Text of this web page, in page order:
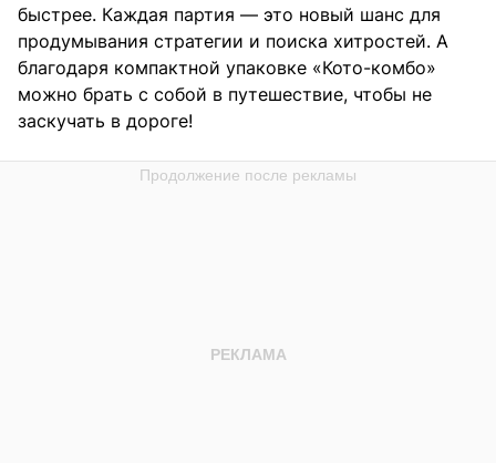
быстрее. Каждая партия — это новый шанс для
продумывания стратегии и поиска хитростей. А
благодаря компактной упаковке «Кото-комбо»
можно брать с собой в путешествие, чтобы не
заскучать в дороге!